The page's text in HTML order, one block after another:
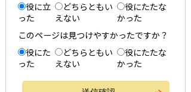
役に立
った
どちらともい
えない
役にたたな
かった
このページは見つけやすかったですか？
役にた
った
どちらともい
えない
役にたたな
かった